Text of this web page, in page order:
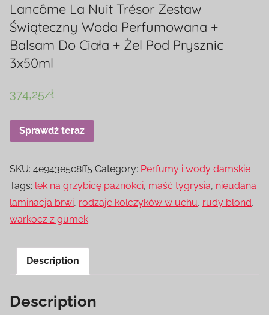
Lancôme La Nuit Trésor Zestaw
Świąteczny Woda Perfumowana +
Balsam Do Ciała + Żel Pod Prysznic
3x50ml
374,25zł
Sprawdź teraz
SKU: 4e943e5c8ff5 Category: Perfumy i wody damskie
Tags: lek na grzybicę paznokci, maść tygrysia, nieudana
laminacja brwi, rodzaje kolczyków w uchu, rudy blond,
warkocz z gumek
Description
Description